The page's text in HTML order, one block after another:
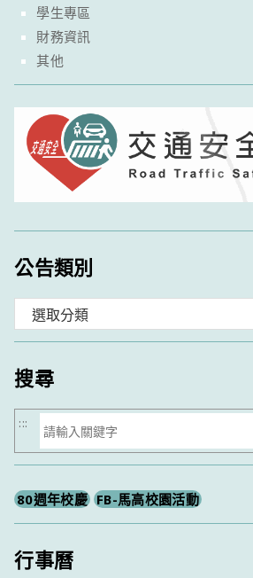
學生專區
財務資訊
其他
公告類別
類
搜尋
搜
尋
:::
80週年校慶 FB-馬高校園活動
行事曆